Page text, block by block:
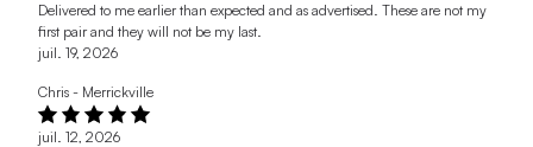
Delivered to me earlier than expected and as advertised. These are not my
first pair and they will not be my last.
juil. 19, 2026
Chris - Merrickville
juil. 12, 2026